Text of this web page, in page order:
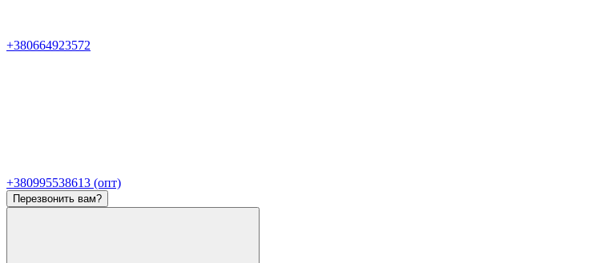
+380664923572
+380995538613 (опт)
Перезвонить вам?